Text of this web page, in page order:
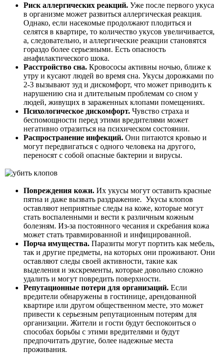
Риск аллергических реакций. Уже после первого укуса
в организме может развиться аллергическая реакция.
Однако, если насекомые продолжают плодиться и
селятся в квартире, то количество укусов увеличивается,
а, следовательно, и аллергические реакции становятся
гораздо более серьезными. Есть опасность
анафилактического шока.
Расстройство сна. Кровососы активны ночью, ближе к
утру и кусают людей во время сна. Укусы дорожками по
2-3 вызывают зуд и дискомфорт, что может приводить к
нарушению сна и длительным проблемам со сном у
людей, живущих в зараженных клопами помещениях.
Психологическое дискомфорт. Чувство страха и
беспомощности перед этими вредителями может
негативно отразиться на психическом состоянии.
Распространение инфекций. Они питаются кровью и
могут передвигаться с одного человека на другого,
переносят с собой опасные бактерии и вирусы.
Повреждения кожи. Их укусы могут оставить красные
пятна и даже вызвать раздражение. Укусы клопов
оставляют неприятные следы на коже, которые могут
стать воспаленными и вести к различным кожным
болезням. Из-за постоянного чесания и скребания кожа
может стать травмированной и инфицированной.
Порча имущества. Паразиты могут портить как мебель,
так и другие предметы, на которых они проживают. Они
оставляют следы своей активности, такие как
выделения и экскременты, которые довольно сложно
удалить и могут повредить поверхности.
Репутационные потери для организаций. Если
вредители обнаружены в гостинице, арендованной
квартире или другом общественном месте, это может
привести к серьезным репутационным потерям для
организации. Жители и гости будут беспокоиться о
способах борьбы с этими вредителями и будут
предпочитать другие, более надежные места
проживания.